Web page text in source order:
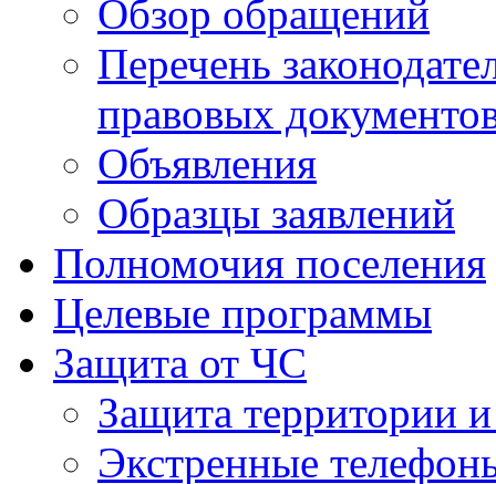
Обзор обращений
Перечень
правовых
Объявления
Образцы заявлений
Полномочия поселения
Целевые программы
Защита от ЧС
Защита территории
Экстренные